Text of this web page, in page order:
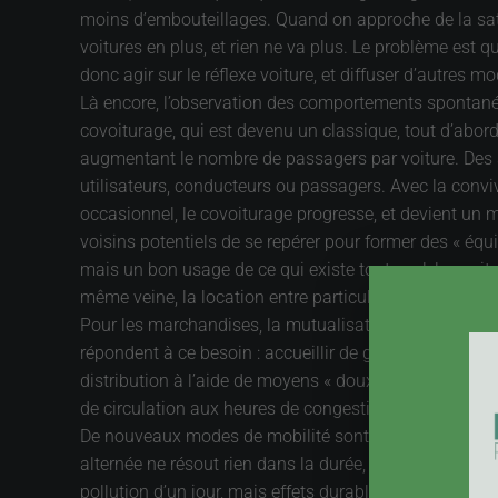
moins d’embouteillages. Quand on approche de la
voitures en plus, et rien ne va plus. Le problème est
donc agir sur le réflexe voiture, et diffuser d’autres
Là encore, l’observation des comportements
covoiturage, qui est devenu un classique, tout
augmentant le nombre de passagers par voiture.
utilisateurs, conducteurs ou passagers. Avec la
occasionnel, le covoiturage progresse, et devient un
voisins potentiels de se repérer pour former des «
mais un bon usage de ce qui existe tout seul, les
même veine, la location entre particuliers s’est
Pour les marchandises, la mutualisation des
répondent à ce besoin : accueillir de gros volumes,
distribution à l’aide de moyens « doux » comme des
de circulation aux heures de congestion, avec ses
De nouveaux modes de mobilité sont en train de
alternée ne résout rien dans la durée, mais elle
pollution d’un jour, mais effets durable sur les